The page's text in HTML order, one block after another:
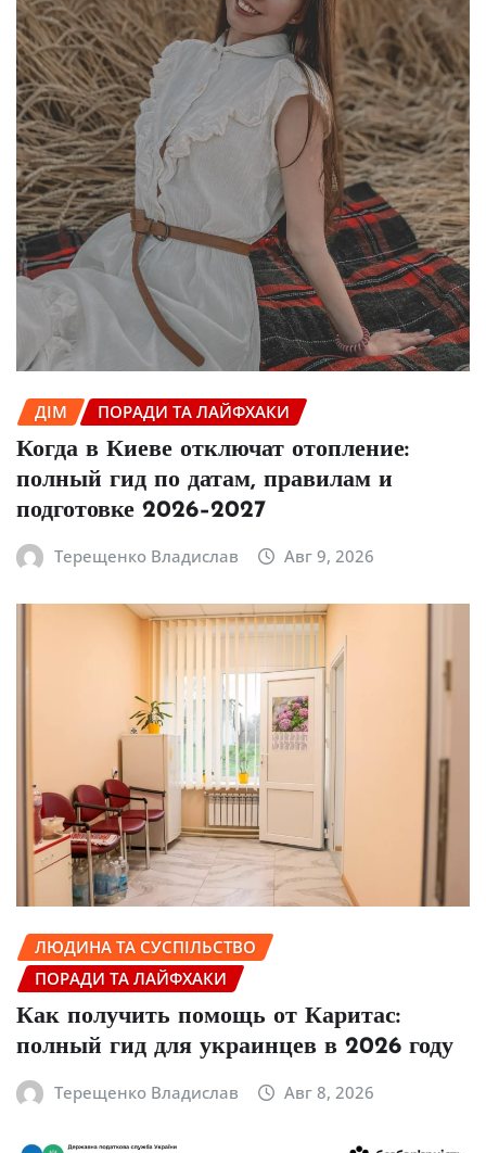
ДІМ ПОРАДИ ТА ЛАЙФХАКИ
Когда в Киеве отключат отопление:
полный гид по датам, правилам и
подготовке 2026–2027
Терещенко Владислав Авг 9, 2026
ЛЮДИНА ТА СУСПІЛЬСТВО
ПОРАДИ ТА ЛАЙФХАКИ
Как получить помощь от Каритас:
полный гид для украинцев в 2026 году
Терещенко Владислав Авг 8, 2026